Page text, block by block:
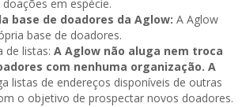
em espécie.
base de doadores da Aglow: A Aglow
base de doadores.
de listas: A Aglow não aluga nem troca
com nenhuma organização. A
listas de endereços disponíveis de outras
o objetivo de prospectar novos doadores.